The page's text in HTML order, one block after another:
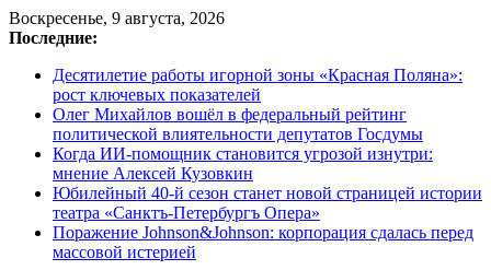
Перейти
к
Воскресенье, 9 августа, 2026
Последние:
Десятилетие работы игорной зоны «Красная Поляна»:
рост ключевых показателей
Олег Михайлов вошёл в федеральный рейтинг
политической влиятельности депутатов Госдумы
Когда ИИ-помощник становится угрозой изнутри:
мнение Алексей Кузовкин
Юбилейный 40-й сезон станет новой страницей истории
театра «Санктъ-Петербургъ Опера»
Поражение Johnson&Johnson: корпорация сдалась перед
массовой истерией